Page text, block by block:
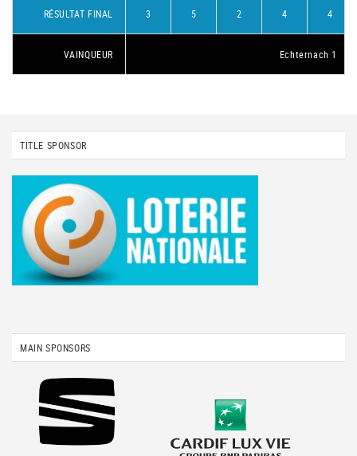
RÉSULTAT FINAL 3 5 2 4 4
VAINQUEUR Echternach 1
TITLE SPONSOR
MAIN SPONSORS